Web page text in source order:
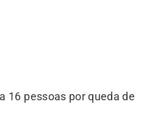
16 pessoas por queda de